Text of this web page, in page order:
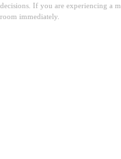
decisions. If you are experiencing a
room immediately.